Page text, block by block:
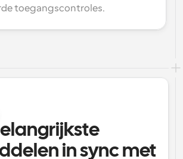
toegangscontroles.
in sync met